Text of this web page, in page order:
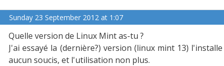
Sunday 23 September 2012 at 1:07
Quelle version de Linux Mint as-tu ?
J'ai essayé la (dernière?) version (linux mint 13)
aucun soucis, et l'utilisation non plus.